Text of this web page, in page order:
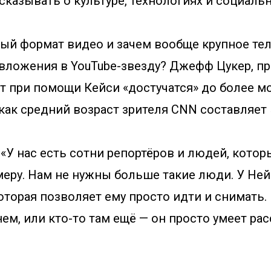
формат видео и зачем вообще крупное
в YouTube-звезду? Джефф Цукер,
при помощи Кейси «достучатся» до более
средний возраст зрителя CNN составляет
нас есть сотни репортёров и людей,
Нам не нужны больше такие люди. У
позволяет ему просто идти и снимать.
или кто-то там ещё — он просто умеет